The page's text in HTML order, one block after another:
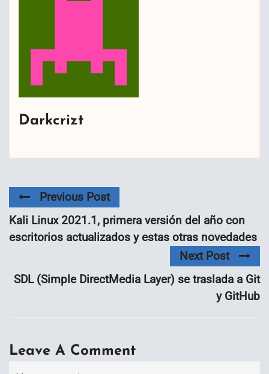
Darkcrizt
Previous Post
Kali Linux 2021.1, primera versión del año con
escritorios actualizados y estas otras novedades
Next Post
SDL (Simple DirectMedia Layer) se traslada a Git
y GitHub
Leave A Comment